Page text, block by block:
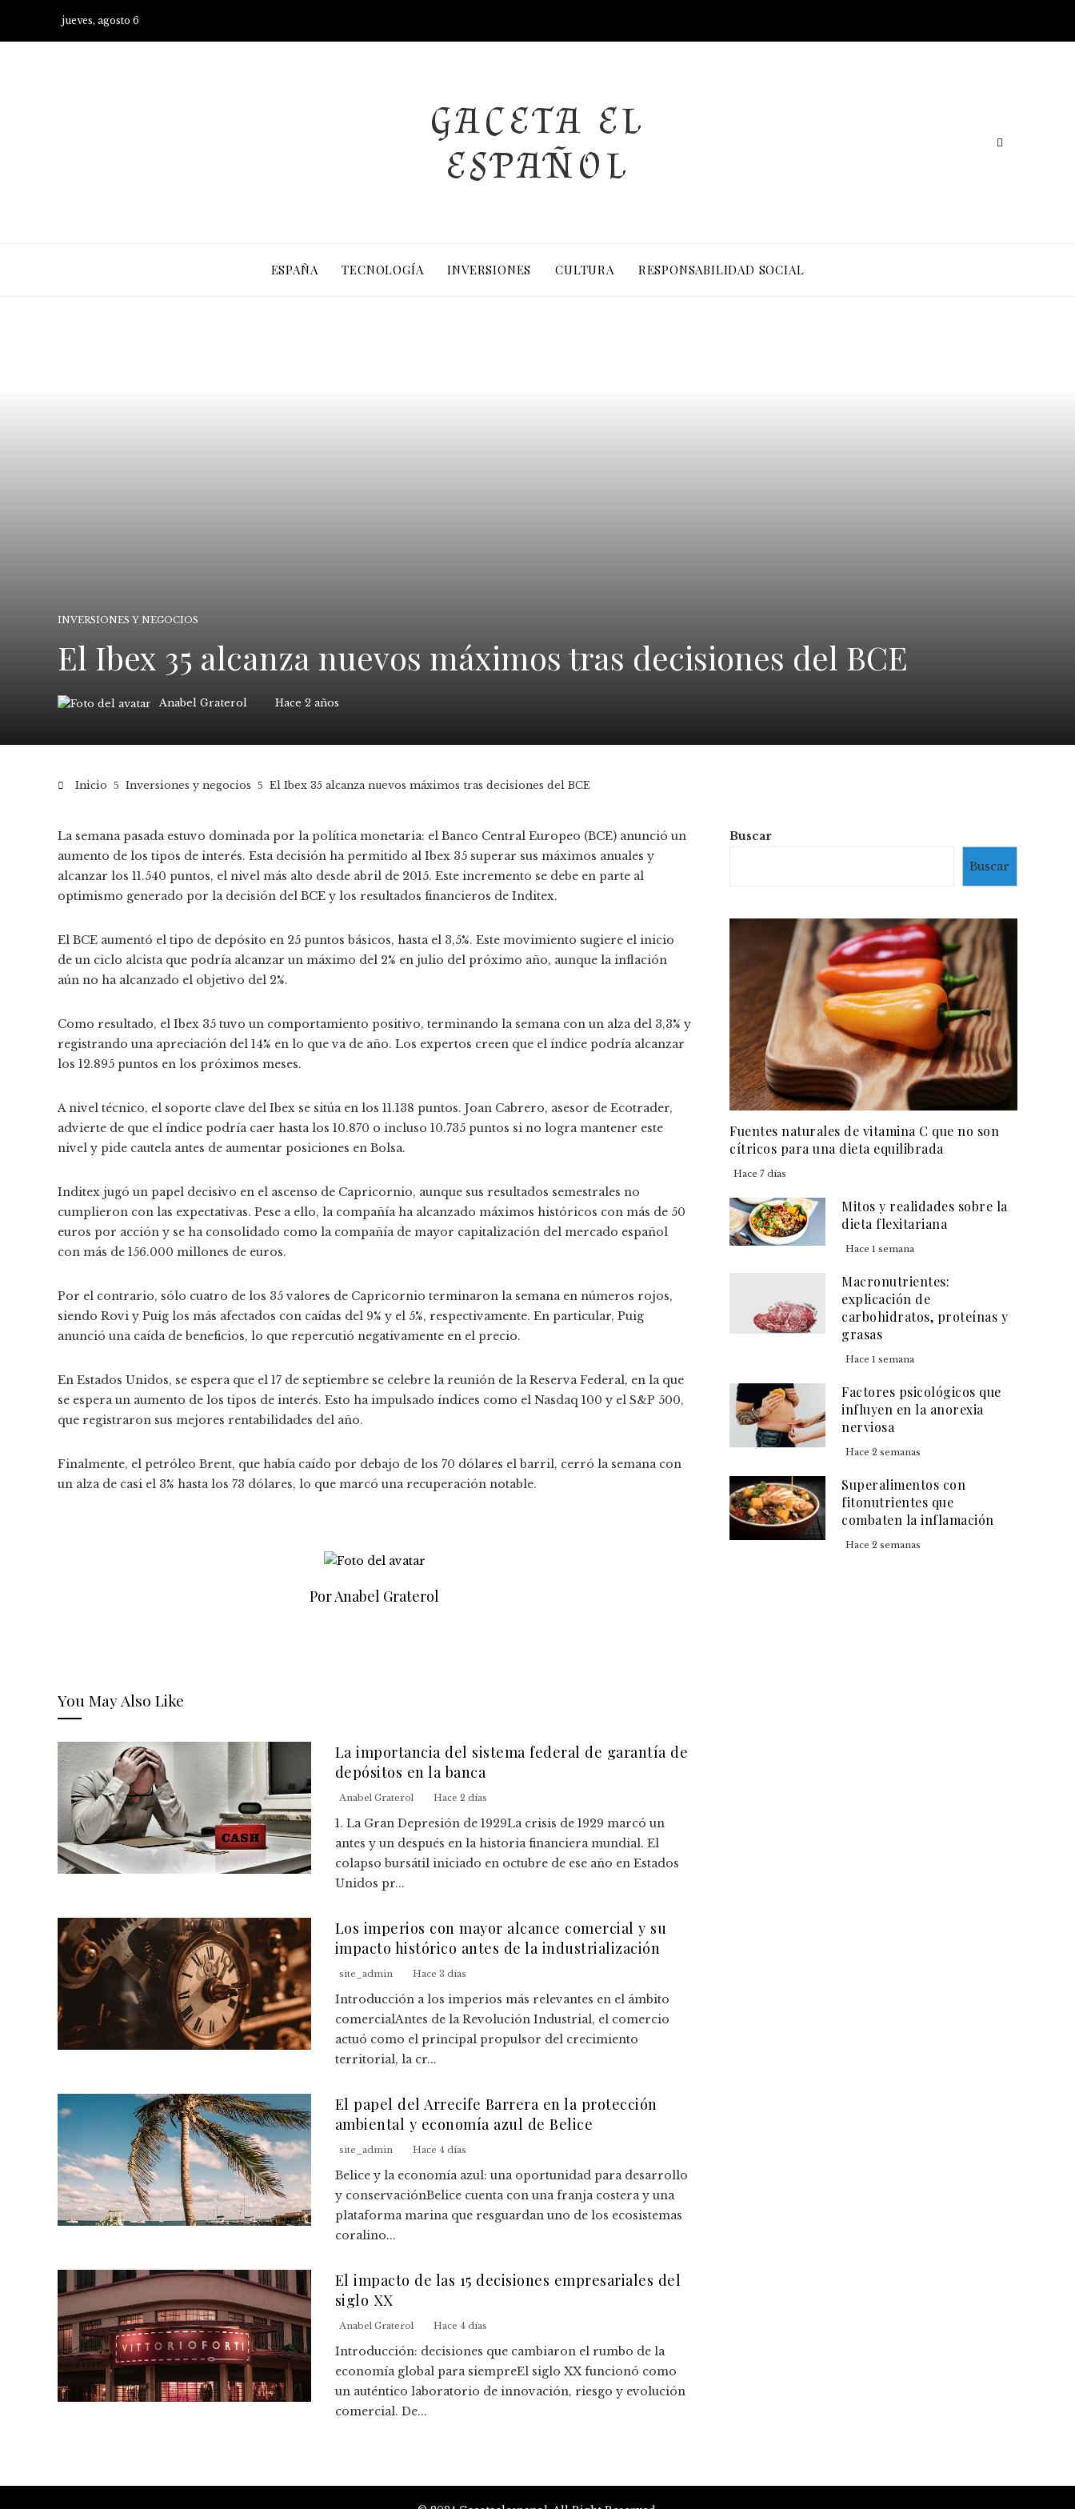
jueves, agosto 6
GACETA EL
ESPAÑOL
ESPAÑA TECNOLOGÍA INVERSIONES CULTURA RESPONSABILIDAD SOCIAL
INVERSIONES Y NEGOCIOS
El Ibex 35 alcanza nuevos máximos tras decisiones del BCE
Anabel Graterol Hace 2 años
Inicio Inversiones y negocios El Ibex 35 alcanza nuevos máximos tras decisiones del BCE
La semana pasada estuvo dominada por la política monetaria: el Banco Central Europeo (BCE) anunció un
aumento de los tipos de interés. Esta decisión ha permitido al Ibex 35 superar sus máximos anuales y
alcanzar los 11.540 puntos, el nivel más alto desde abril de 2015. Este incremento se debe en parte al
optimismo generado por la decisión del BCE y los resultados financieros de Inditex.
El BCE aumentó el tipo de depósito en 25 puntos básicos, hasta el 3,5%. Este movimiento sugiere el inicio
de un ciclo alcista que podría alcanzar un máximo del 2% en julio del próximo año, aunque la inflación
aún no ha alcanzado el objetivo del 2%.
Como resultado, el Ibex 35 tuvo un comportamiento positivo, terminando la semana con un alza del 3,3% y
registrando una apreciación del 14% en lo que va de año. Los expertos creen que el índice podría alcanzar
los 12.895 puntos en los próximos meses.
A nivel técnico, el soporte clave del Ibex se sitúa en los 11.138 puntos. Joan Cabrero, asesor de Ecotrader,
advierte de que el índice podría caer hasta los 10.870 o incluso 10.735 puntos si no logra mantener este
nivel y pide cautela antes de aumentar posiciones en Bolsa.
Inditex jugó un papel decisivo en el ascenso de Capricornio, aunque sus resultados semestrales no
cumplieron con las expectativas. Pese a ello, la compañía ha alcanzado máximos históricos con más de 50
euros por acción y se ha consolidado como la compañía de mayor capitalización del mercado español
con más de 156.000 millones de euros.
Por el contrario, sólo cuatro de los 35 valores de Capricornio terminaron la semana en números rojos,
siendo Rovi y Puig los más afectados con caídas del 9% y el 5%, respectivamente. En particular, Puig
anunció una caída de beneficios, lo que repercutió negativamente en el precio.
En Estados Unidos, se espera que el 17 de septiembre se celebre la reunión de la Reserva Federal, en la que
se espera un aumento de los tipos de interés. Esto ha impulsado índices como el Nasdaq 100 y el S&P 500,
que registraron sus mejores rentabilidades del año.
Finalmente, el petróleo Brent, que había caído por debajo de los 70 dólares el barril, cerró la semana con
un alza de casi el 3% hasta los 73 dólares, lo que marcó una recuperación notable.
Por Anabel Graterol
You May Also Like
La importancia del sistema federal de garantía de
depósitos en la banca
Anabel Graterol Hace 2 días
1. La Gran Depresión de 1929La crisis de 1929 marcó un
antes y un después en la historia financiera mundial. El
colapso bursátil iniciado en octubre de ese año en Estados
Unidos pr...
Los imperios con mayor alcance comercial y su
impacto histórico antes de la industrialización
site_admin Hace 3 días
Introducción a los imperios más relevantes en el ámbito
comercialAntes de la Revolución Industrial, el comercio
actuó como el principal propulsor del crecimiento
territorial, la cr...
El papel del Arrecife Barrera en la protección
ambiental y economía azul de Belice
site_admin Hace 4 días
Belice y la economía azul: una oportunidad para desarrollo
y conservaciónBelice cuenta con una franja costera y una
plataforma marina que resguardan uno de los ecosistemas
coralino...
El impacto de las 15 decisiones empresariales del
siglo XX
Anabel Graterol Hace 4 días
Introducción: decisiones que cambiaron el rumbo de la
economía global para siempreEl siglo XX funcionó como
un auténtico laboratorio de innovación, riesgo y evolución
comercial. De...
Buscar
Buscar
Fuentes naturales de vitamina C que no son
cítricos para una dieta equilibrada
Hace 7 días
Mitos y realidades sobre la
dieta flexitariana
Hace 1 semana
Macronutrientes:
explicación de
carbohidratos, proteínas y
grasas
Hace 1 semana
Factores psicológicos que
influyen en la anorexia
nerviosa
Hace 2 semanas
Superalimentos con
fitonutrientes que
combaten la inflamación
Hace 2 semanas